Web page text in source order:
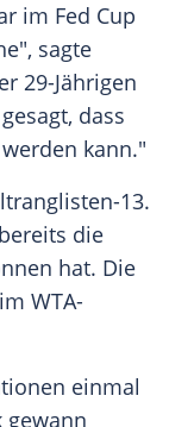
im Fed Cup
sagte
29-Jährigen
dass
kann."
13.
die
hat. Die
WTA-
einmal
gewann